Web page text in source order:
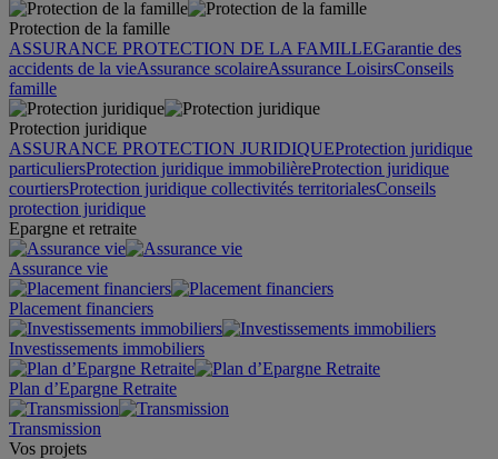
Protection de la famille
ASSURANCE PROTECTION DE LA FAMILLEGarantie des
accidents de la vieAssurance scolaireAssurance LoisirsConseils
famille
Protection juridique
ASSURANCE PROTECTION JURIDIQUEProtection juridique
particuliersProtection juridique immobilièreProtection juridique
courtiersProtection juridique collectivités territorialesConseils
protection juridique
Epargne et retraite
Assurance vie
Placement financiers
Investissements immobiliers
Plan d’Epargne Retraite
Transmission
Vos projets